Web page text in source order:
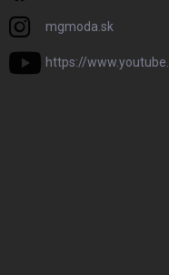
mgmoda.sk
https://